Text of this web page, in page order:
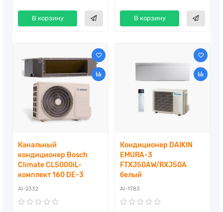
В корзину В корзину
Канальный
кондиционер Bosch
Climate CL5000iL-
комплект 160 DE-3
AI-2332
Кондиционер DAIKIN
EMURA-3
FTXJ50AW/RXJ50A
белый
AI-1783